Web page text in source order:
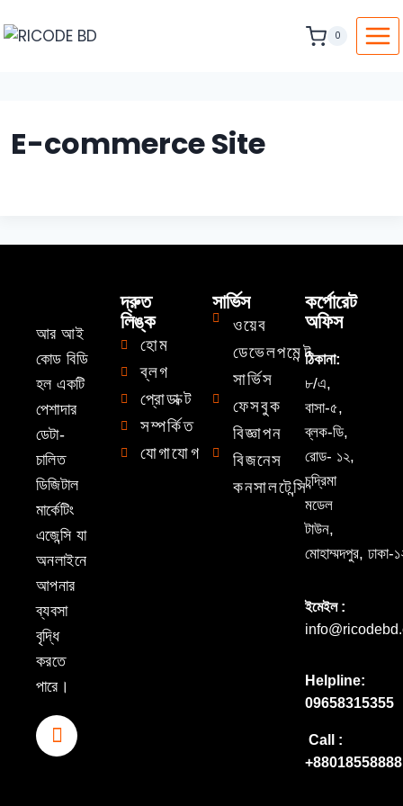
0
E-commerce Site
আর আই
কোড বিডি
হল একটি
পেশাদার
ডেটা-
চালিত
ডিজিটাল
মার্কেটিং
এজেন্সি যা
অনলাইনে
আপনার
ব্যবসা
বৃদ্ধি
করতে
পারে।
দ্রুত
লিঙ্ক
হোম
ব্লগ
প্রোডাক্ট
সম্পর্কিত
যোগাযোগ
সার্ভিস
ওয়েব
ডেভেলপমেন্ট
সার্ভিস
ফেসবুক
বিজ্ঞাপন
বিজনেস
কনসালটেন্সি
কর্পোরেট
অফিস
ঠিকানা:
৮/এ,
বাসা-৫,
ব্লক-ডি,
রোড- ১২,
চন্দ্রিমা
মডেল
টাউন,
মোহাম্মদপুর,
ইমেইল :
Helpline:
09658315355
Call :